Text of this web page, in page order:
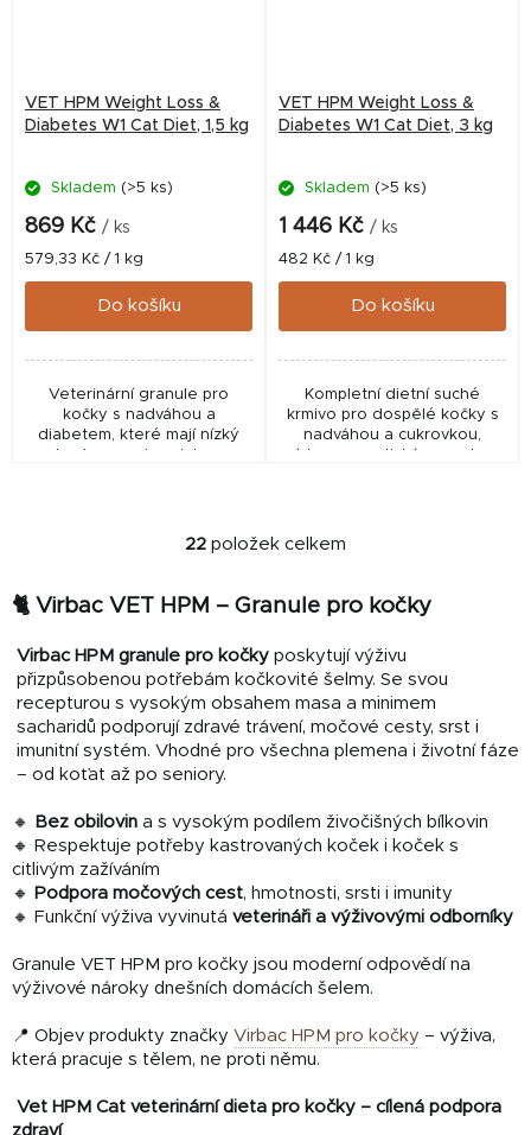
VET HPM Weight Loss &
Diabetes W1 Cat Diet, 1,5 kg
Skladem (>5 ks)
869 Kč / ks
Měrná
cena:
579,33 Kč / 1 kg
Do košíku
Veterinární granule pro
kočky s nadváhou a
diabetem, které mají nízký
obsah energie, minimum
VET HPM Weight Loss &
Diabetes W1 Cat Diet, 3 kg
Skladem (>5 ks)
1 446 Kč / ks
Měrná
cena:
482 Kč / 1 kg
Do košíku
Kompletní dietní suché
krmivo pro dospělé kočky s
nadváhou a cukrovkou,
nízkoenergetická receptura
O
l
d
a
c
í
v
k
v
ý
i
s
u
22 položek celkem
🐈 Virbac VET HPM – Granule pro kočky
Virbac HPM granule pro kočky poskytují výživu
přizpůsobenou potřebám kočkovité šelmy. Se svou
recepturou s vysokým obsahem masa a minimem
sacharidů podporují zdravé trávení, močové cesty, srst i
imunitní systém. Vhodné pro všechna plemena i životní fáze
– od koťat až po seniory.
🔸 Bez obilovin a s vysokým podílem živočišných bílkovin
🔸 Respektuje potřeby kastrovaných koček i koček s
citlivým zažíváním
🔸 Podpora močových cest, hmotnosti, srsti i imunity
🔸 Funkční výživa vyvinutá veterináři a výživovými odborníky
Granule VET HPM pro kočky jsou moderní odpovědí na
výživové nároky dnešních domácích šelem.
📍 Objev produkty značky Virbac HPM pro kočky – výživa,
která pracuje s tělem, ne proti němu.
Vet HPM Cat veterinární dieta pro kočky – cílená podpora
zdraví